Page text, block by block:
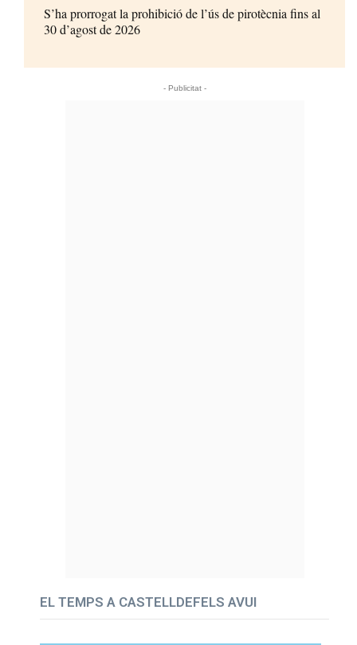
S’ha prorrogat la prohibició de l’ús de pirotècnia fins al
30 d’agost de 2026
- Publicitat -
EL TEMPS A CASTELLDEFELS AVUI